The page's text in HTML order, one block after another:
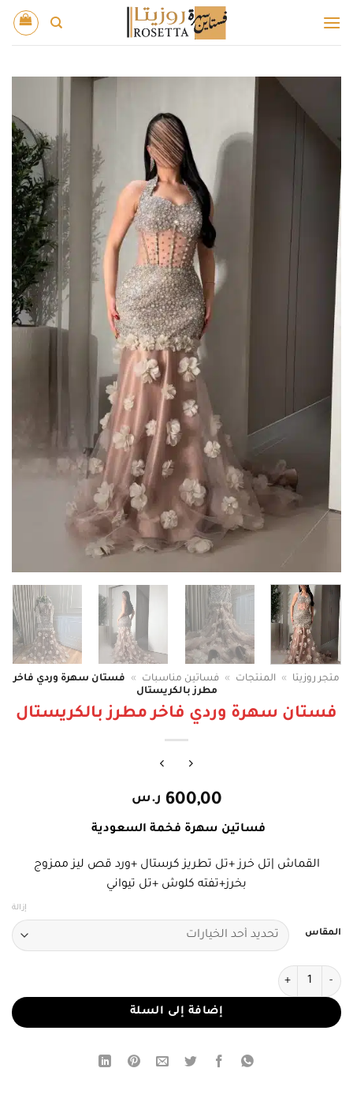
للمحتوى
متجر روزيتا » المنتجات » فساتين مناسبات »
فستان سهرة وردي فاخر
مطرز بالكريستال
فستان سهرة وردي فاخر مطرز بالكريستال
600,00 ر.س
فساتين سهرة فخمة السعودية
القماش |تل خرز +تل تطريز كرستال +ورد قص ليز ممزوج
بخرز+تفته كلوش +تل تيواني
المقاس
إزالة
كمية فستان سهرة وردي فاخر مطرز بالكريستال
إضافة إلى السلة